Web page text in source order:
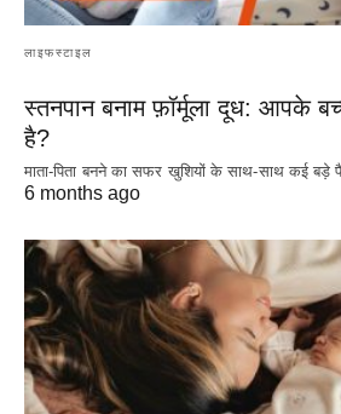
लाइफस्टाइल
स्तनपान बनाम फ़ॉर्मूला दूध: आपके
है?
माता-पिता बनने का सफर खुशियों के साथ-साथ कई
6 months ago